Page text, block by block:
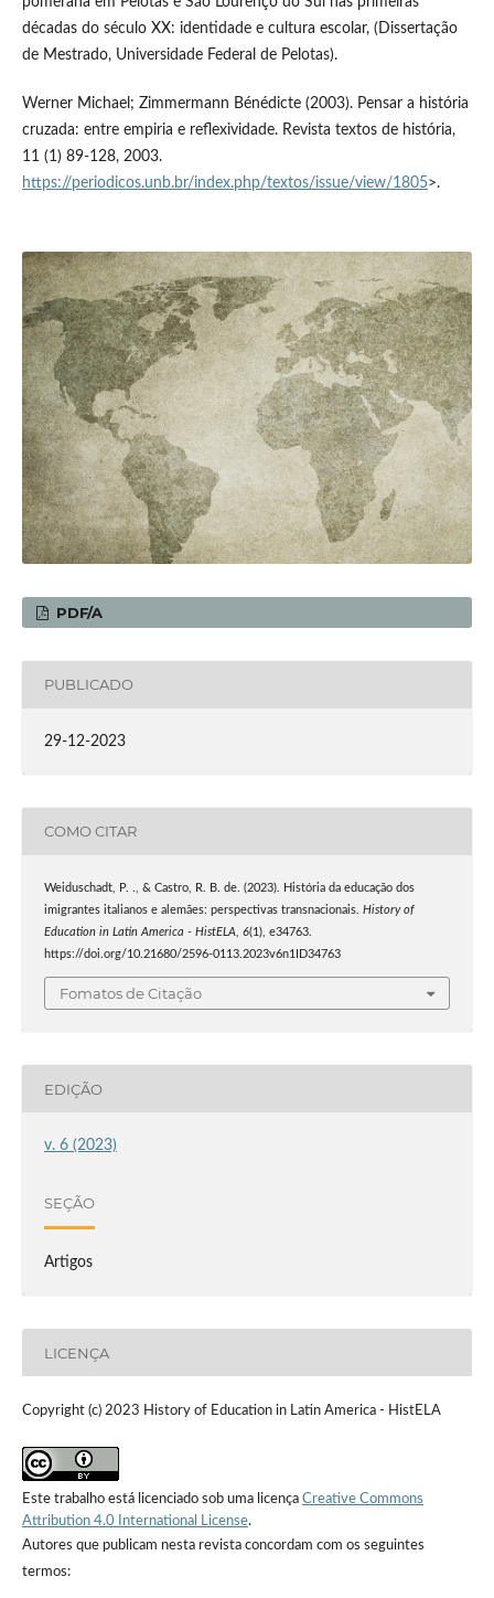
décadas do século XX: identidade e cultura escolar, (Dissertação
de Mestrado, Universidade Federal de Pelotas).
Werner Michael; Zimmermann Bénédicte (2003). Pensar a história
cruzada: entre empiria e reflexividade. Revista textos de história,
11 (1) 89-128, 2003.
https://periodicos.unb.br/index.php/textos/issue/view/1805>.
PDF/A
PUBLICADO
29-12-2023
COMO CITAR
Weiduschadt, P. ., & Castro, R. B. de. (2023). História da educação dos
imigrantes italianos e alemães: perspectivas transnacionais. History of
Education in Latin America - HistELA, 6(1), e34763.
https://doi.org/10.21680/2596-0113.2023v6n1ID34763
Fomatos de Citação
EDIÇÃO
v. 6 (2023)
SEÇÃO
Artigos
LICENÇA
Copyright (c) 2023 History of Education in Latin America - HistELA
Este trabalho está licenciado sob uma licença Creative Commons
Attribution 4.0 International License.
Autores que publicam nesta revista concordam com os seguintes
termos: